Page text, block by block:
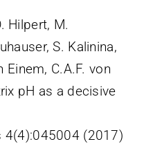
M.
S. Kalinina,
Einem, C.A.F. von
pH as a decisive
4(4):045004 (2017)